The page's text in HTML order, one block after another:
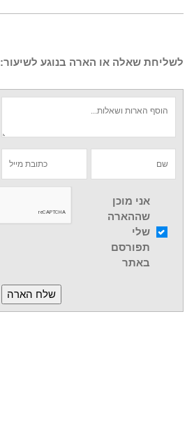
לשליחת שאלה או הארה בנוגע לשיעור:
אני מוכן
שההארה
שלי
תפורסם
באתר